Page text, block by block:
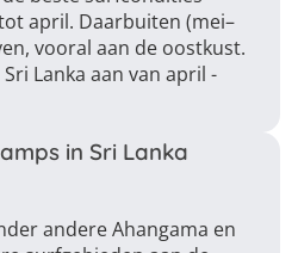
april. Daarbuiten (mei–
vooral aan de oostkust.
Lanka aan van april -
in Sri Lanka
andere Ahangama en